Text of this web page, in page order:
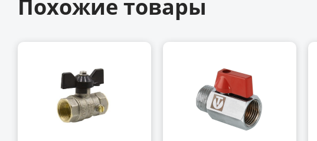
Похожие товары